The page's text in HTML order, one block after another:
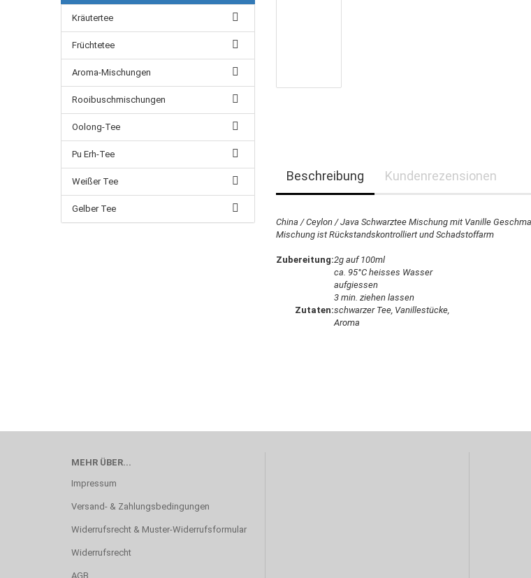
Beschreibung Kundenrezensionen
China / Ceylon / Java Schwarztee Mischung mit Vanille
Mischung ist Rückstandskontrolliert und Schadstoffarm
Zubereitung:2g auf 100ml
ca. 95°C heisses Wasser
aufgiessen
3 min. ziehen lassen
Zutaten:schwarzer Tee, Vanillestücke,
Aroma
Kräutertee
Früchtetee
Aroma-Mischungen
Rooibuschmischungen
Oolong-Tee
Pu Erh-Tee
Weißer Tee
Gelber Tee
MEHR ÜBER...
Impressum
Versand- & Zahlungsbedingungen
Widerrufsrecht & Muster-Widerrufsformular
Widerrufsrecht
AGB